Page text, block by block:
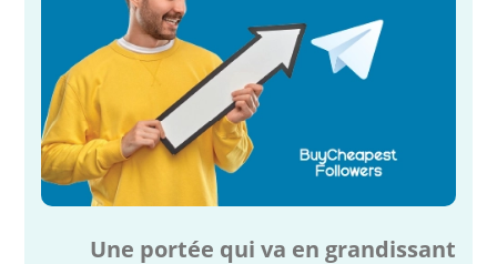
Une portée qui va en grandissant